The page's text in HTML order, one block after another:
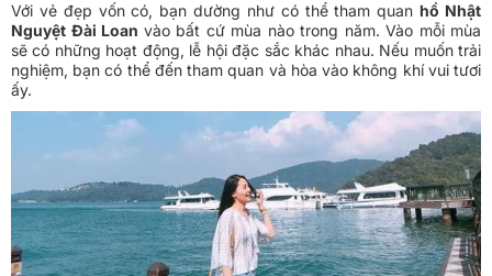
Với vẻ đẹp vốn có, bạn dường như có thể tham quanhồ Nhật
Nguyệt Đài Loan vào bất cứ mùa nào trong năm. Vào mỗi mùa
sẽ có những hoạt động, lễ hội đặc sắc khác nhau. Nếu muốn trải
nghiệm, bạn có thể đến tham quan và hòa vào không khí vui tươi
ấy.